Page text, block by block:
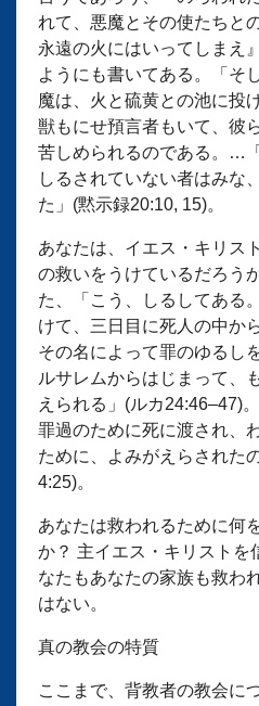
れて、悪魔とその使たちと
永遠の火にはいってしまえ
ようにも書いてある。「そ
魔は、火と硫黄との池に投
獣もにせ預言者もいて、彼
苦しめられるのである。…
しるされていない者はみな
た」(黙示録20:10, 15)。
あなたは、イエス・キリス
の救いをうけているだろう
た、「こう、しるしてある
けて、三日目に死人の中か
その名によって罪のゆるし
ルサレムからはじまって、
えられる」(ルカ24:46–47)
罪過のために死に渡され、
ために、よみがえらされた
4:25)。
あなたは救われるために何
か？ 主イエス・キリストを
なたもあなたの家族も救わ
はない。
真の教会の特質
ここまで、背教者の教会に